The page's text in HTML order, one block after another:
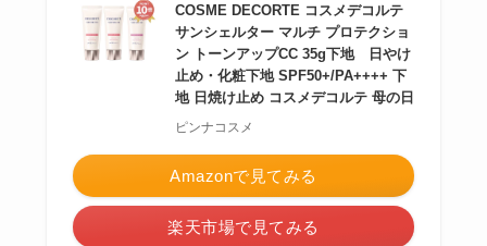
COSME DECORTE コスメデコルテ
サンシェルター マルチ プロテクショ
ン トーンアップCC 35g下地 日やけ
止め・化粧下地 SPF50+/PA++++ 下
地 日焼け止め コスメデコルテ 母の日
ピンナコスメ
Amazonで見てみる
楽天市場で見てみる